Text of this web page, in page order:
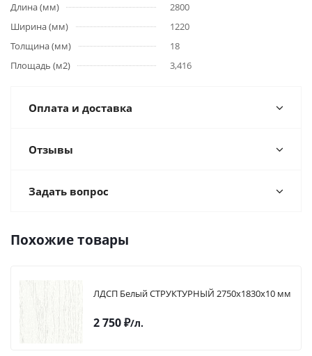
Длина (мм)
2800
Ширина (мм)
1220
Толщина (мм)
18
Площадь (м2)
3,416
Оплата и доставка
Отзывы
Задать вопрос
Похожие товары
ЛДСП Белый СТРУКТУРНЫЙ 2750х1830х10 мм
2 750₽/л.